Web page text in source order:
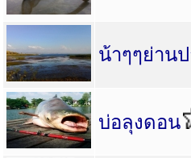
น้าๆๆย่าน
บ่อลุงดอน